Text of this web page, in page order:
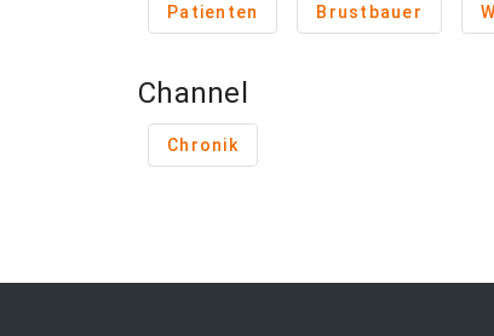
Patienten Brustbauer
Channel
Chronik